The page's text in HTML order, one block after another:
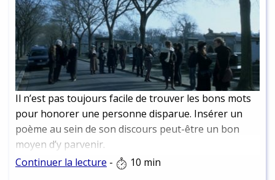
Il n’est pas toujours facile de trouver les bons mots
pour honorer une personne disparue. Insérer un
poème au sein de son discours peut-être un bon
moyen d’y parvenir.
Continuer la lecture - 10 min